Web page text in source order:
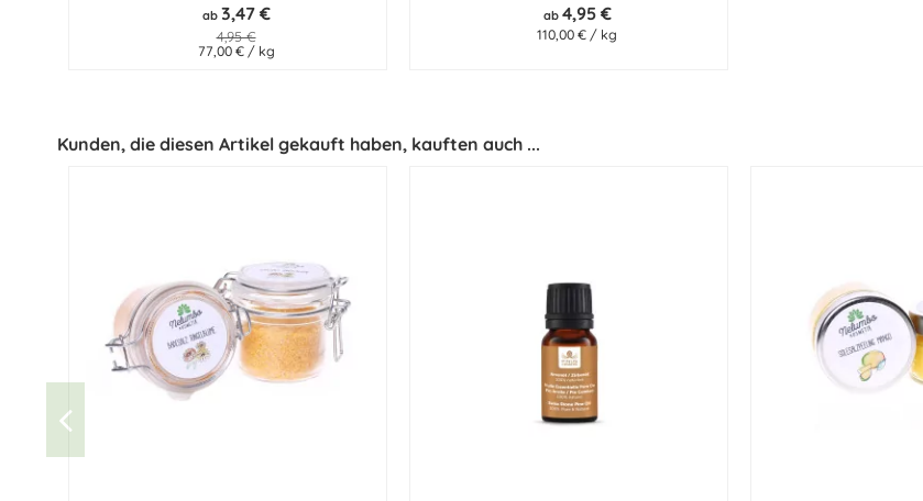
ab 3,47 €
4,95 €
77,00 € / kg
ab 4,95 €
110,00 € / kg
Kunden, die diesen Artikel gekauft haben, kauften auch ...